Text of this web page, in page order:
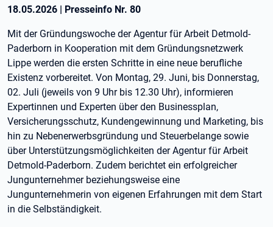
18.05.2026 | Presseinfo Nr. 80
Mit der Gründungswoche der Agentur für Arbeit Detmold-
Paderborn in Kooperation mit dem Gründungsnetzwerk
Lippe werden die ersten Schritte in eine neue berufliche
Existenz vorbereitet. Von Montag, 29. Juni, bis Donnerstag,
02. Juli (jeweils von 9 Uhr bis 12.30 Uhr), informieren
Expertinnen und Experten über den Businessplan,
Versicherungsschutz, Kundengewinnung und Marketing, bis
hin zu Nebenerwerbsgründung und Steuerbelange sowie
über Unterstützungsmöglichkeiten der Agentur für Arbeit
Detmold-Paderborn. Zudem berichtet ein erfolgreicher
Jungunternehmer beziehungsweise eine
Jungunternehmerin von eigenen Erfahrungen mit dem Start
in die Selbständigkeit.